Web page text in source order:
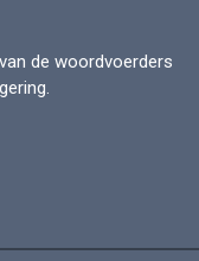
de woordvoerders